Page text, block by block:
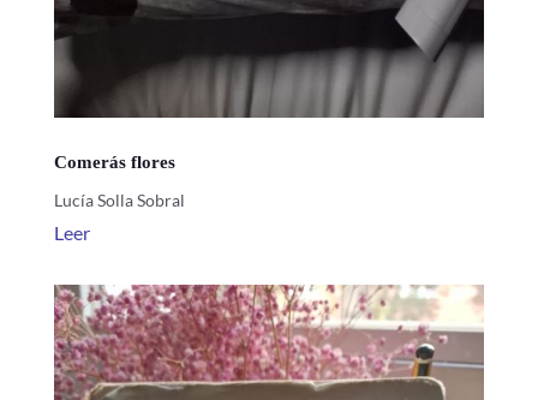
Comerás flores
Lucía Solla Sobral
Leer